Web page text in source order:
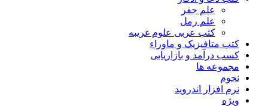
علم جفر
علم رمل
کتب عربی علوم غریبه
کتب متافیزیک و ماوراء
کسب درآمد و بازاریابی
مجموعه ها
نجوم
نرم افزار اندروید
ویژه